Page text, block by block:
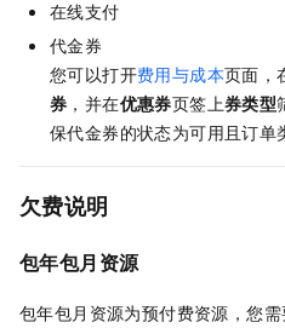
在线支付
代金券
您可以打开费用与成本页面，
券 ，并在优惠券页签上券类型
保代金券的状态为可用且订单
欠费说明
包年包月资源
包年包月资源为预付费资源，您